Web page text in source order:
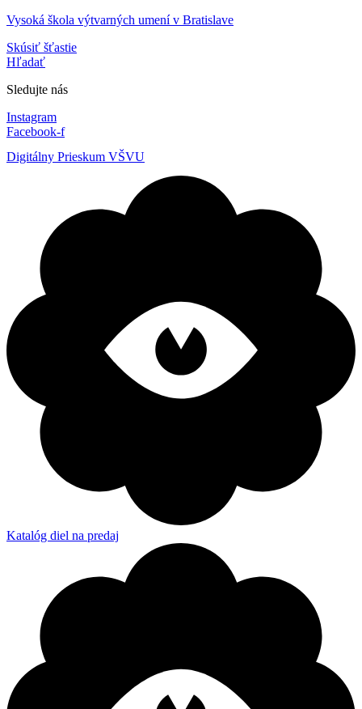
Vysoká škola výtvarných umení v Bratislave
Skúsiť šťastie
Hľadať
Sledujte nás
Instagram
Facebook-f
Digitálny Prieskum VŠVU
Katalóg diel na predaj